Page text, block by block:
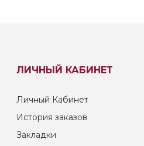
ЛИЧНЫЙ КАБИНЕТ
Личный Кабинет
История заказов
Закладки